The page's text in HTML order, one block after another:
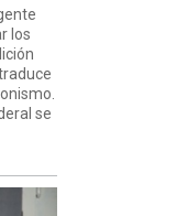
los
se